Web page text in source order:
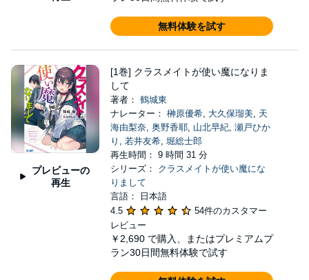
無料体験を試す
プレビューの
再生
[1巻] クラスメイトが使い魔になりま
して
著者： 鶴城東
ナレーター： 榊原優希, 大久保瑠美, 天
海由梨奈, 奥野香耶, 山北早紀, 瀬戸ひか
り , 若井友希, 堀総士郎
再生時間： 9 時間 31 分
シリーズ： クラスメイトが使い魔にな
りまして
言語： 日本語
4.5
54件のカスタマー
レビュー
￥2,690 で購入、またはプレミアムプ
ラン30日間無料体験で試す